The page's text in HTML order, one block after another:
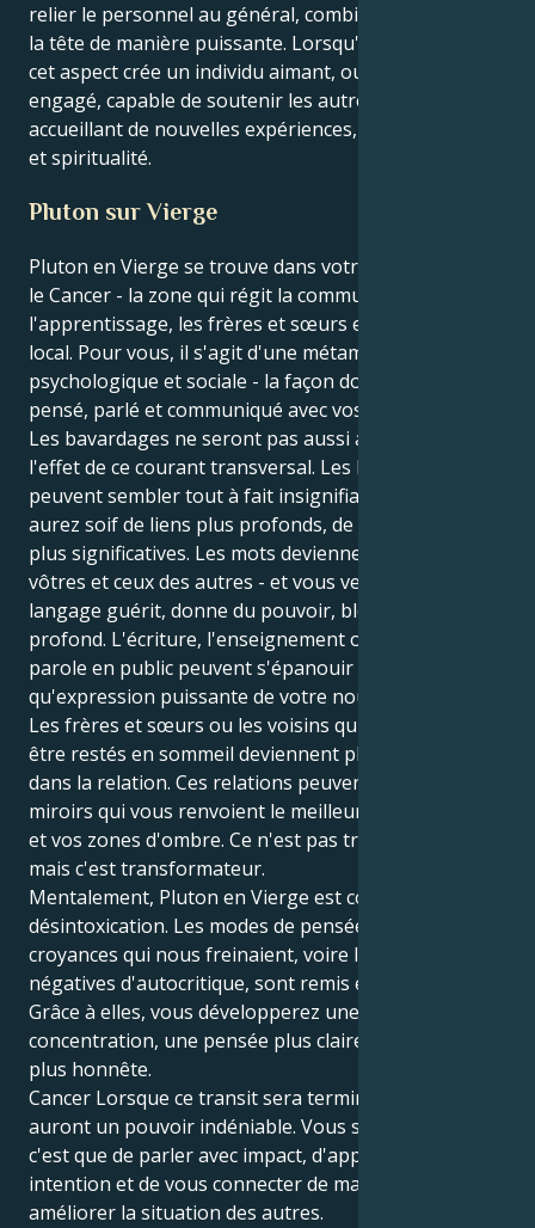
relier le personnel au général, combinant le cœur et
la tête de manière puissante. Lorsqu'il est équilibré,
cet aspect crée un individu aimant, ouvert d'esprit et
engagé, capable de soutenir les autres tout en
accueillant de nouvelles expériences, connaissances
et spiritualité.
Pluton sur Vierge
Pluton en Vierge se trouve dans votre 3ème maison,
le Cancer - la zone qui régit la communication,
l'apprentissage, les frères et sœurs et tout ce qui est
local. Pour vous, il s'agit d'une métamorphose
psychologique et sociale - la façon dont vous avez
pensé, parlé et communiqué avec vos proches.
Les bavardages ne seront pas aussi aérés sous
l'effet de ce courant transversal. Les bavardages
peuvent sembler tout à fait insignifiants, et vous
aurez soif de liens plus profonds, de conversations
plus significatives. Les mots deviennent lourds - les
vôtres et ceux des autres - et vous verrez comment le
langage guérit, donne du pouvoir, blesse au plus
profond. L'écriture, l'enseignement ou la prise de
parole en public peuvent s'épanouir en tant
qu'expression puissante de votre nouvelle voix.
Les frères et sœurs ou les voisins qui étaient peut-
être restés en sommeil deviennent plus prononcés
dans la relation. Ces relations peuvent être des
miroirs qui vous renvoient le meilleur de vous-même
et vos zones d'ombre. Ce n'est pas très confortable,
mais c'est transformateur.
Mentalement, Pluton en Vierge est comme une
désintoxication. Les modes de pensée obsolètes, les
croyances qui nous freinaient, voire les habitudes
négatives d'autocritique, sont remis en question.
Grâce à elles, vous développerez une plus grande
concentration, une pensée plus claire et un discours
plus honnête.
Cancer Lorsque ce transit sera terminé, vos paroles
auront un pouvoir indéniable. Vous saurez ce que
c'est que de parler avec impact, d'apprendre avec
intention et de vous connecter de manière à
améliorer la situation des autres.